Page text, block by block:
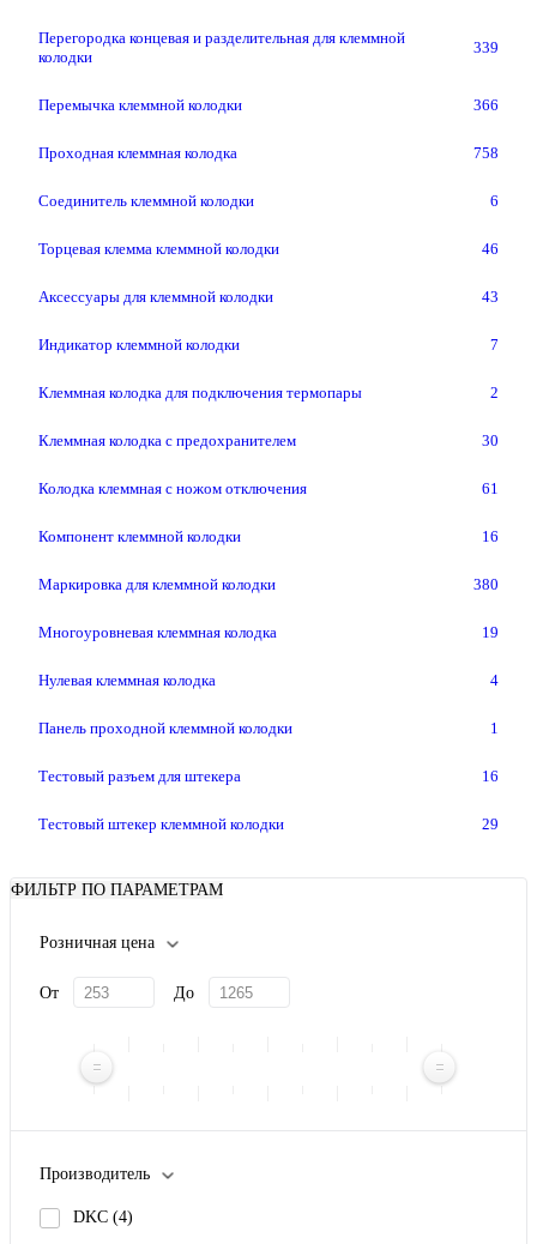
Перегородка концевая и разделительная для клеммной
колодки
339
Перемычка клеммной колодки 366
Проходная клеммная колодка 758
Соединитель клеммной колодки 6
Торцевая клемма клеммной колодки 46
Аксессуары для клеммной колодки 43
Индикатор клеммной колодки 7
Клеммная колодка для подключения термопары 2
Клеммная колодка с предохранителем 30
Колодка клеммная с ножом отключения 61
Компонент клеммной колодки 16
Маркировка для клеммной колодки 380
Многоуровневая клеммная колодка 19
Нулевая клеммная колодка 4
Панель проходной клеммной колодки 1
Тестовый разъем для штекера 16
Тестовый штекер клеммной колодки 29
ФИЛЬТР ПО ПАРАМЕТРАМ
Розничная цена
От До
Производитель
DKC (4)